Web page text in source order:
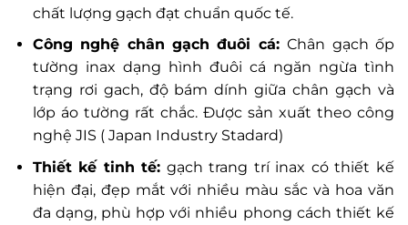
chất lượng gạch đạt chuẩn quốc tế.
Công nghệ chân gạch đuôi cá:Chân gạch ốp
tường inax dạng hình đuôi cá ngăn ngừa tình
trạng rơi gach, độ bám dính giữa chân gạch và
lớp áo tường rất chắc. Được sản xuất theo công
nghệ JIS ( Japan Industry Stadard)
Thiết kế tinh tế: gạch trang trí inax có thiết kế
hiện đại, đẹp mắt với nhiều màu sắc và hoa văn
đa dạng, phù hợp với nhiều phong cách thiết kế